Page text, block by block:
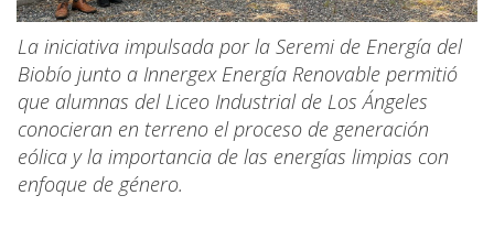
La iniciativa impulsada por la Seremi de Energía del
Biobío junto a Innergex Energía Renovable permitió
que alumnas del Liceo Industrial de Los Ángeles
conocieran en terreno el proceso de generación
eólica y la importancia de las energías limpias con
enfoque de género.